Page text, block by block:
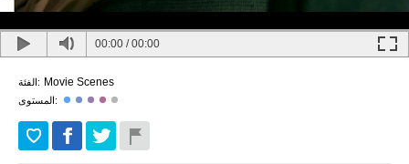
00:00 /00:00
الفئة: Movie Scenes
المستوى: